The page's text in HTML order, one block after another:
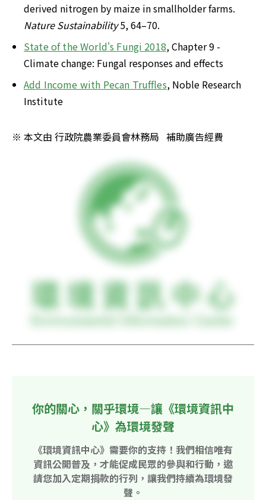
derived nitrogen by maize in smallholder farms.
Nature Sustainability 5, 64–70.
State of the World's Fungi 2018, Chapter 9 -
Climate change: Fungal responses and effects
Add Income with Pecan Truffles, Noble Research
Institute
※ 本文由 行政院農業委員會林務局   補助廣告經費
你的關心，關乎環境—讓《環境資訊中
心》為環境發聲
《環境資訊中心》需要你的支持！我們相信唯有
資訊公開普及，才能促成民眾的參與和行動，邀
請您加入定期捐款的行列，讓我們持續為環境發
聲。